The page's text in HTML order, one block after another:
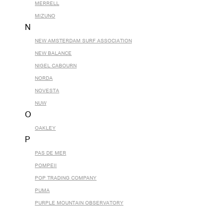
MERRELL
MIZUNO
N
NEW AMSTERDAM SURF ASSOCIATION
NEW BALANCE
NIGEL CABOURN
NORDA
NOVESTA
NUW
O
OAKLEY
P
PAS DE MER
POMPEII
POP TRADING COMPANY
PUMA
PURPLE MOUNTAIN OBSERVATORY